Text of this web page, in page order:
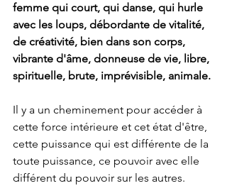
femme qui court, qui danse, qui hurle
avec les loups, débordante de vitalité,
de créativité, bien dans son corps,
vibrante d'âme, donneuse de vie, libre,
spirituelle, brute, imprévisible, animale.
Il y a un cheminement pour accéder à
cette force intérieure et cet état d'être,
cette puissance qui est différente de la
toute puissance, ce pouvoir avec elle
différent du pouvoir sur les autres.